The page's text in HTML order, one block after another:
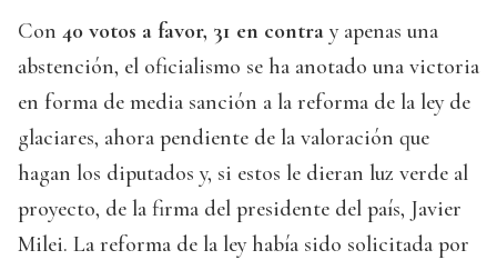
Con 40 votos a favor, 31 en contra y apenas una
abstención, el oficialismo se ha anotado una victoria
en forma de media sanción a la reforma de la ley de
glaciares, ahora pendiente de la valoración que
hagan los diputados y, si estos le dieran luz verde al
proyecto, de la firma del presidente del país, Javier
Milei. La reforma de la ley había sido solicitada por